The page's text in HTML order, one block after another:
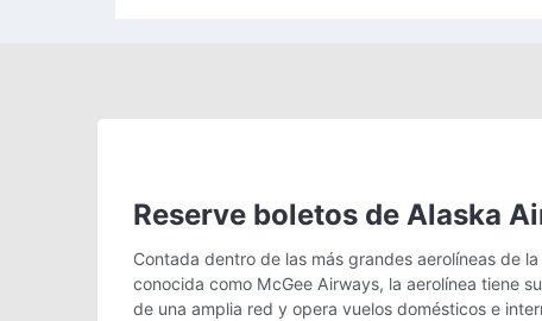
Reserve boletos de Alaska
Contada dentro de las más grandes aerolíneas de
conocida como McGee Airways, la aerolínea tiene
de una amplia red y opera vuelos domésticos e